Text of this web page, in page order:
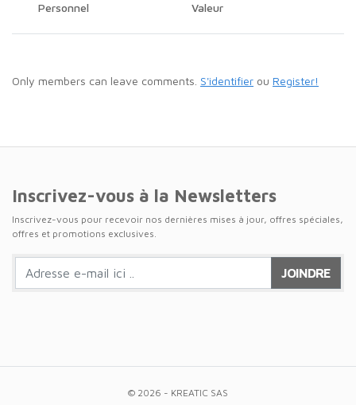
Personnel
Valeur
Only members can leave comments. S'identifier ou Register!
Inscrivez-vous à la Newsletters
Inscrivez-vous pour recevoir nos dernières mises à jour, offres spéciales,
offres et promotions exclusives.
JOINDRE
© 2026 - KREATIC SAS